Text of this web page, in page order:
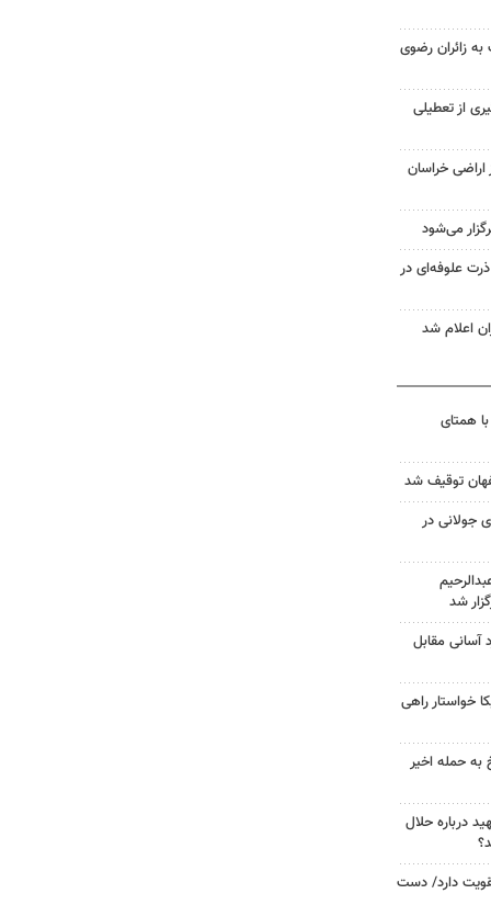
به زائران رضوی
از تعطیلی
اراضی خراسان
هزار تن ذرت علوفه‌ای در
اعلام شد
همتای
جولانی در
شد
آسانی مقابل
خواستار راهی
به حمله اخیر
درباره حلال
دارد/ دست